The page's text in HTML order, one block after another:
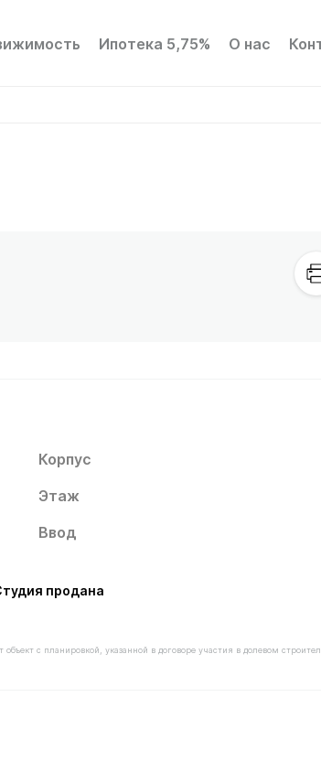
Ипотека 5,75% О нас
Корпус
Этаж
Ввод
продана
с планировкой, указанной в договоре участия в долевом